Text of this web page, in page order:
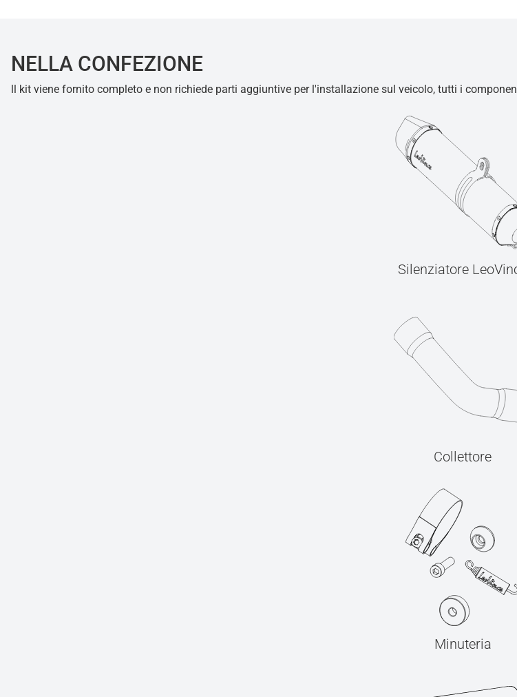
NELLA CONFEZIONE
ll kit viene fornito completo e non richiede parti aggiuntive per l'installazione sul veicolo, tutti i
Silenziatore
Collettore
Minuteria